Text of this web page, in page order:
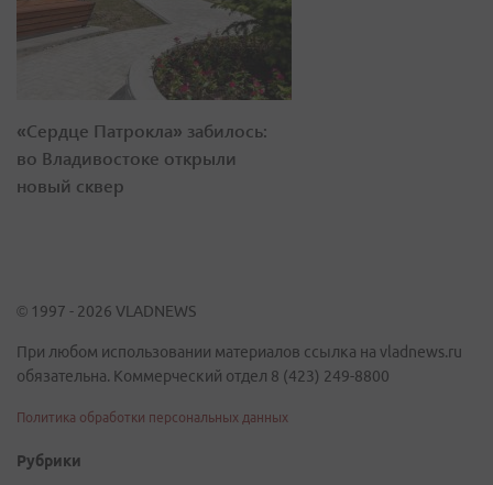
«Сердце Патрокла» забилось:
во Владивостоке открыли
новый сквер
© 1997 - 2026 VLADNEWS
При любом использовании материалов ссылка на vladnews.ru
обязательна. Коммерческий отдел 8 (423) 249-8800
Политика обработки персональных данных
Рубрики